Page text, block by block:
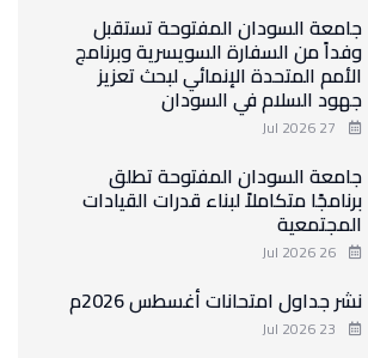
جامعة السودان المفتوحة تستقبل
وفداً من السفارة السويسرية وبرنامج
الأمم المتحدة الإنمائي لبحث تعزيز
جهود السلام في السودان
جامعة السودان المفتوحة تطلق
برنامجًا متكاملاً لبناء قدرات القيادات
المجتمعية
نشر جداول امتحانات أغسطس 2026م